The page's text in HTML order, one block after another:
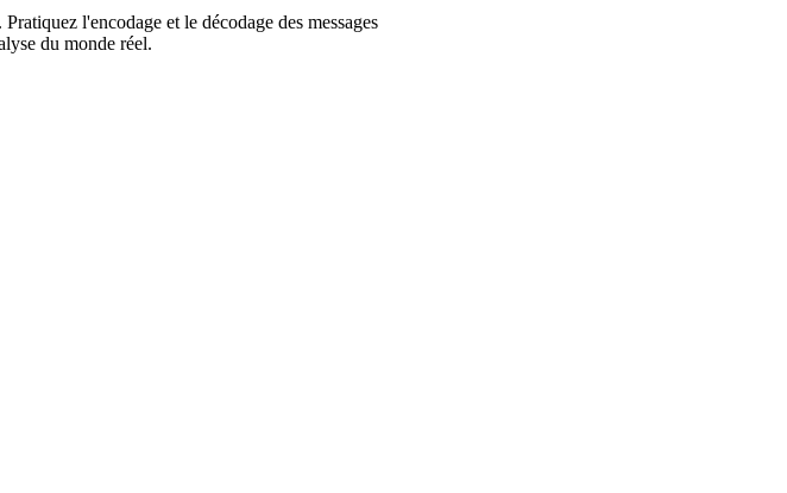
l'encodage et le décodage des messages
du monde réel.